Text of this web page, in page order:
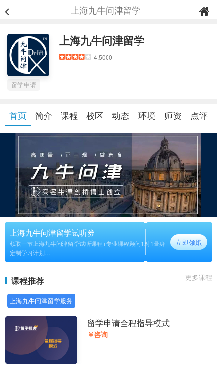
上海九牛问津留学
上海九牛问津留学
4.5000
留学申请
首页 简介 课程 校区 动态 环境 师资 点评
上海九牛问津留学试听券
领取一节上海九牛问津留学试听课程+专业课程顾问1对1量身
定制学习计划
长期
立即领取
课程推荐 更多课程
上海九牛问津留学服务
留学申请全程指导模式
￥咨询